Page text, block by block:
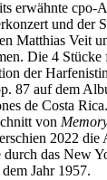
erwähnte cpo-
und der
Matthias Veit
Die 4
der
87 auf dem
de Costa
von
2022 die
durch das New
Jahr 1957.